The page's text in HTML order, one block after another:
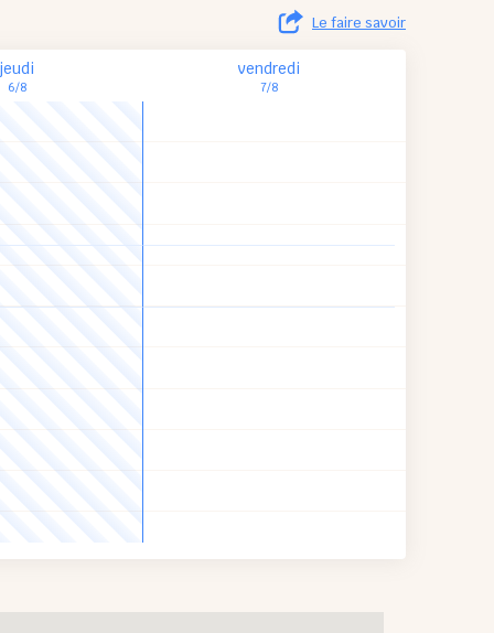
Le faire savoir
jeudi
6/8
vendredi
7/8